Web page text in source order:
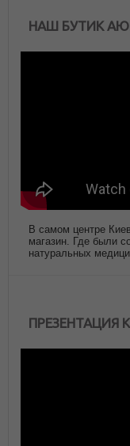
НАШ БУТИК
В самом центре
магазин. Где были
натуральных
ПРЕЗЕНТАЦИЯ